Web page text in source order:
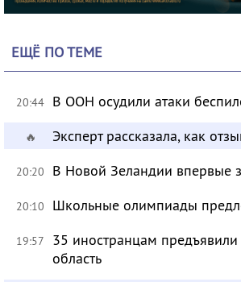
ЕЩЁ ПО ТЕМЕ
20:44 В ООН осудили атаки
🔥 Эксперт рассказала, как
20:20 В Новой Зеландии впервые
20:10 Школьные олимпиады
19:57
35 иностранцам
область